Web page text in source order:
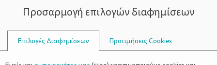
ΣΥΜΒΟΥΛΟΙ
ΑΊΣΘΗΜΑ ΚΌΠΩΣΗΣ
Προσαρμογή επιλογών διαφημίσεων
Επιλογές Διαφημίσεων Προτιμήσεις Cookies